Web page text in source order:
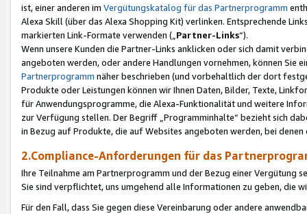
ist, einer anderen im Vergütungskatalog für das Partnerprogramm
Alexa Skill (über das Alexa Shopping Kit) verlinken. Entsprechende
markierten Link-Formate verwenden („ Partner-Links“).
Wenn unsere Kunden die Partner-Links anklicken oder sich damit
angeboten werden, oder andere Handlungen vornehmen, können Sie
Partnerprogramm näher beschrieben (und vorbehaltlich der dort
Produkte oder Leistungen können wir Ihnen Daten, Bilder, Texte,
für Anwendungsprogramme, die Alexa-Funktionalität und weitere
zur Verfügung stellen. Der Begriff „Programminhalte“ bezieht sich
in Bezug auf Produkte, die auf Websites angeboten werden, bei
2.Compliance-Anforderungen für das
Ihre Teilnahme am Partnerprogramm und der Bezug einer Vergütung
Sie sind verpflichtet, uns umgehend alle Informationen zu geben, die
Für den Fall, dass Sie gegen diese Vereinbarung oder andere